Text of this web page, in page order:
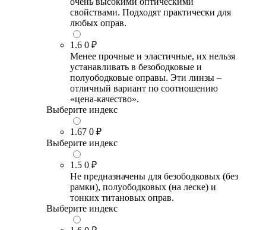
свойствами. Подходят практически для
любых оправ.
1.6 0 ₽
Менее прочные и эластичные, их нельзя
устанавливать в безободковые и
полуободковые оправы. Эти линзы –
отличный вариант по соотношению
«цена-качество».
Выберите индекс
1.67 0 ₽
Выберите индекс
1.5 0 ₽
Не предназначены для безободковых (без
рамки), полуободковых (на леске) и
тонких титановых оправ.
Выберите индекс